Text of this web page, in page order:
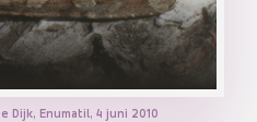
Dijk, Enumatil, 4 juni 2010